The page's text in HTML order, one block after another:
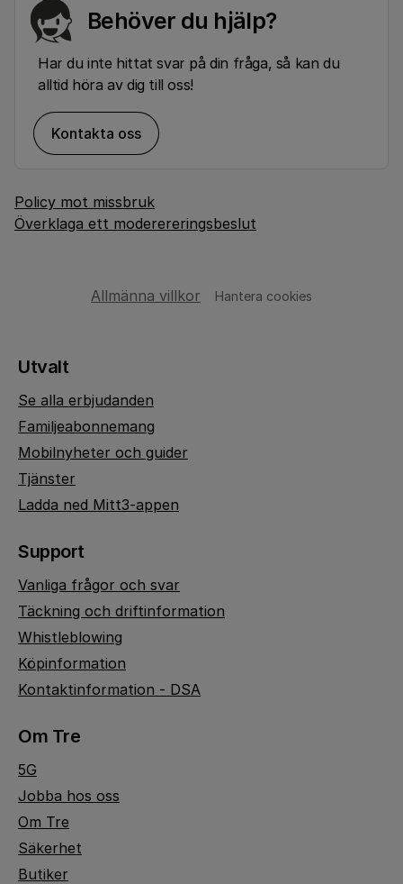
Behöver du hjälp?
Har du inte hittat svar på din fråga, så kan du
alltid höra av dig till oss!
Kontakta oss
Policy mot missbruk
Överklaga ett moderereringsbeslut
Allmänna villkor Hantera cookies
Utvalt
Se alla erbjudanden
Familjeabonnemang
Mobilnyheter och guider
Tjänster
Ladda ned Mitt3-appen
Support
Vanliga frågor och svar
Täckning och driftinformation
Whistleblowing
Köpinformation
Kontaktinformation - DSA
Om Tre
5G
Jobba hos oss
Om Tre
Säkerhet
Butiker